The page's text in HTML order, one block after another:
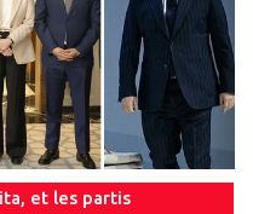
et les partis